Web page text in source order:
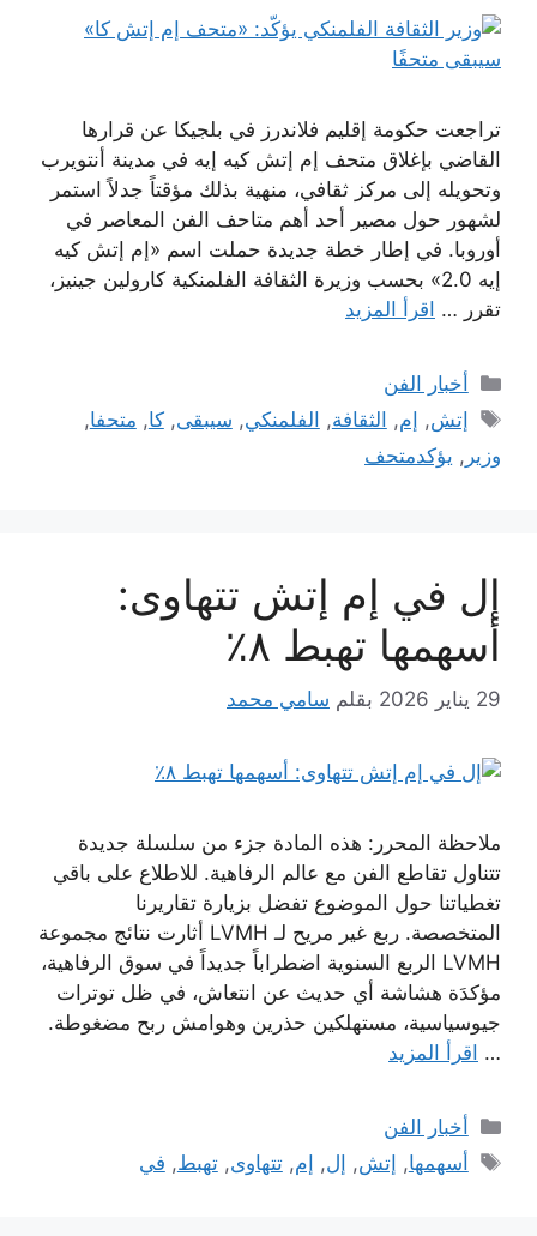
تراجعت حكومة إقليم فلاندرز في بلجيكا عن قرارها
القاضي بإغلاق متحف إم إتش كيه إيه في مدينة أنتويرب
وتحويله إلى مركز ثقافي، منهية بذلك مؤقتاً جدلاً استمر
لشهور حول مصير أحد أهم متاحف الفن المعاصر في
أوروبا. في إطار خطة جديدة حملت اسم «إم إتش كيه
إيه 2.0» بحسب وزيرة الثقافة الفلمنكية كارولين جينيز،
تقرر … اقرأ المزيد
التصنيفات
أخبار الفن
الوسوم
إتش, إم, الثقافة, الفلمنكي, سيبقى,كا, متحفا,
وزير , يؤكدمتحف
إل في إم إتش تتهاوى:
أسهمها تهبط ٨٪
29 يناير 2026 بقلم سامي محمد
ملاحظة المحرر: هذه المادة جزء من سلسلة جديدة
تتناول تقاطع الفن مع عالم الرفاهية. للاطلاع على باقي
تغطياتنا حول الموضوع تفضل بزيارة تقاريرنا
المتخصصة. ربع غير مريح لـ LVMH أثارت نتائج مجموعة
LVMH الربع السنوية اضطراباً جديداً في سوق الرفاهية،
مؤكدَة هشاشة أي حديث عن انتعاش، في ظل توترات
جيوسياسية، مستهلكين حذرين وهوامش ربح مضغوطة.
… اقرأ المزيد
التصنيفات
أخبار الفن
الوسوم
أسهمها, إتش, إل, إم,تتهاوى,تهبط, في